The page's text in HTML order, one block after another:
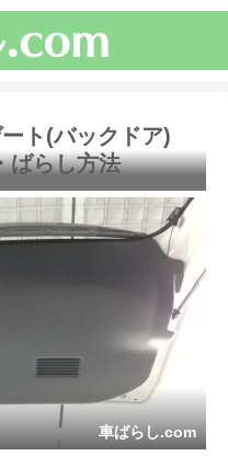
ト(バックドア)
ばらし方法
車ばらし.com